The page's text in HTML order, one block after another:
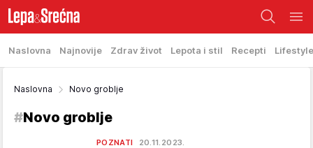
Naslovna Najnovije Zdrav život Lepota i stil Recepti Lifestyle
Naslovna Novo groblje
#Novo groblje
POZNATI 20.11.2023.